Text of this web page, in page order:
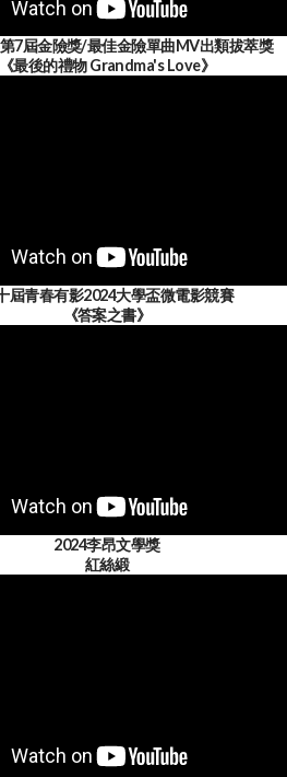
7屆金險獎/最佳金險單曲MV出類拔萃獎
《最後的禮物 Grandma's Love》
屆青春有影2024大學盃微電影競賽
《答案之書》
2024李昂文學獎
紅絲緞